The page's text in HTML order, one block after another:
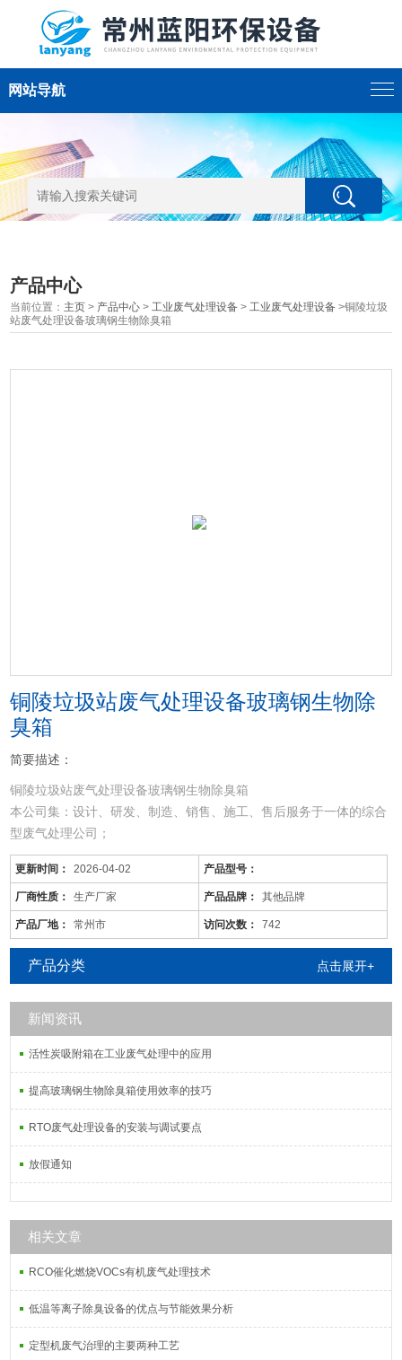
网站导航
产品中心
当前位置： 主页 > 产品中心 >工业废气处理设备 >工业废气处理设备 >铜陵垃圾
站废气处理设备玻璃钢生物除臭箱
铜陵垃圾站废气处理设备玻璃钢生物除
臭箱
简要描述：
铜陵垃圾站废气处理设备玻璃钢生物除臭箱
本公司集：设计、研发、制造、销售、施工、售后服务于一体的综合
型废气处理公司；
从事于：各类工业废气、废水、噪音、脱硫除尘、油烟火烟、通风降
温等工程的设计、制作、安装调试；
由于市场价格浮动影响，以上产品价格、属性仅供参考
铜陵/油烟废气净化装置/设施
活性炭吸附塔：
通过利用高性能活性炭吸附剂固体本身的表面作用
更新时间： 2026-04-02 产品型号：
厂商性质： 生产厂家 产品品牌： 其他品牌
产品厂地： 常州市 访问次数： 742
产品分类 点击展开+
新闻资讯
活性炭吸附箱在工业废气处理中的应用
提高玻璃钢生物除臭箱使用效率的技巧
RTO废气处理设备的安装与调试要点
放假通知
相关文章
RCO催化燃烧VOCs有机废气处理技术
低温等离子除臭设备的优点与节能效果分析
定型机废气治理的主要两种工艺